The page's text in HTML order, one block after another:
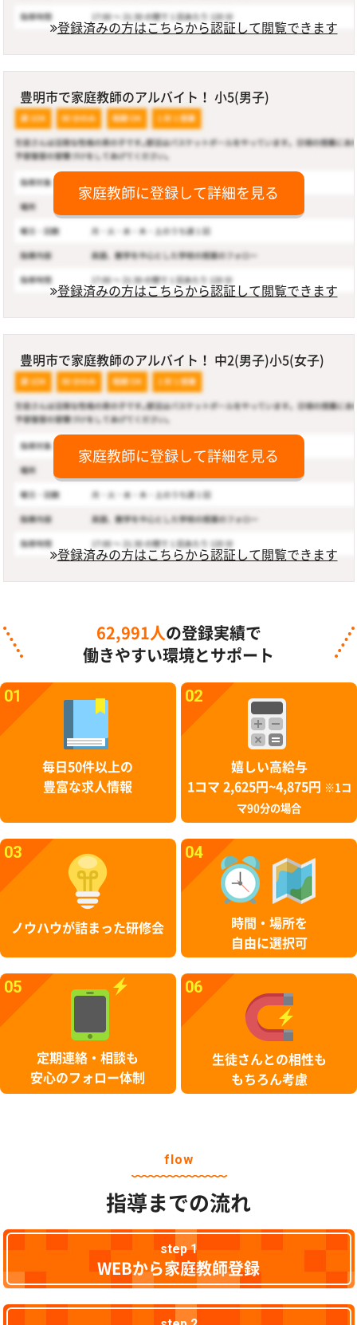
登録済みの方はこちらから認証して閲覧できます
豊明市で家庭教師のアルバイト！ 小5(男子)
家庭教師に登録して詳細を見る
登録済みの方はこちらから認証して閲覧できます
豊明市で家庭教師のアルバイト！ 中2(男子)小5(女子)
家庭教師に登録して詳細を見る
登録済みの方はこちらから認証して閲覧できます
62,991人 の登録実績で
働きやすい環境とサポート
01
毎日50件以上の
豊富な求人情報
02
嬉しい高給与
1コマ 2,625円~4,875円
※1コ
マ90分の場合
03
ノウハウが詰まった研修会
04
時間・場所を
自由に選択可
05
定期連絡・相談も
安心のフォロー体制
06
生徒さんとの相性も
もちろん考慮
flow
指導までの流れ
step 1
WEBから家庭教師登録